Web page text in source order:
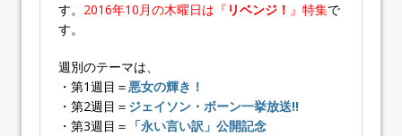
す。 2016年10月の木曜日は『 リベンジ！ 』特集で
す。
週別のテーマは、
・第1週目＝悪女の輝き！
・第2週目＝ ジェイソン・ボーン一挙放送!!
・第3週目＝ 「永い言い訳」公開記念